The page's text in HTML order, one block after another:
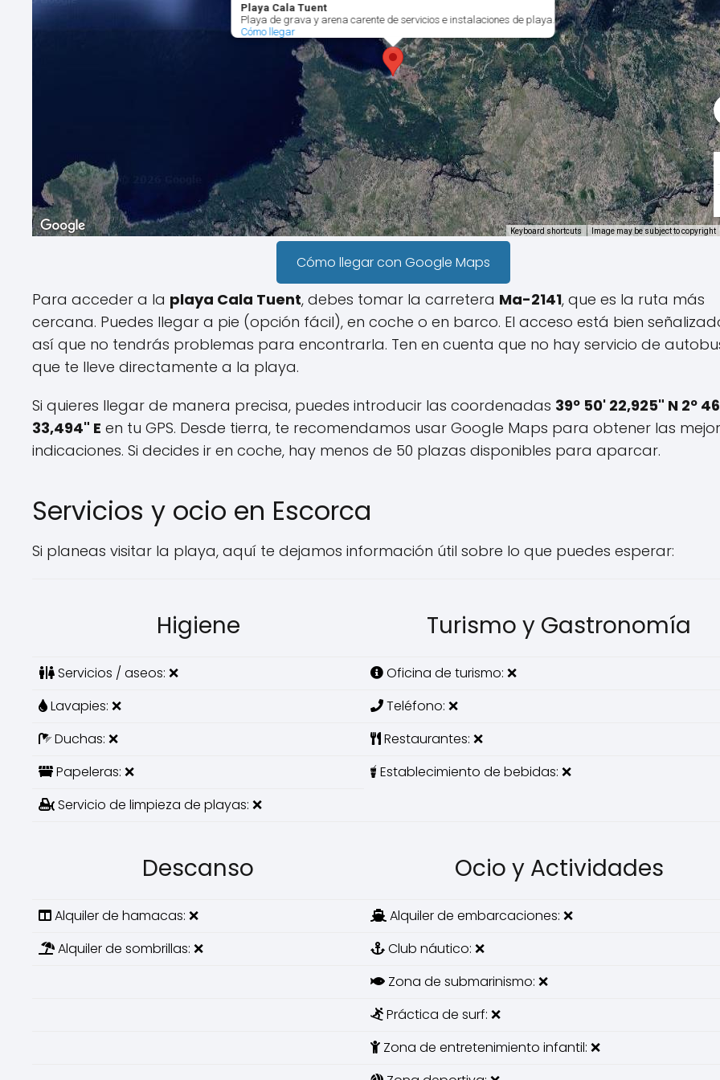
Playa Cala Tuent
Playa de grava y arena carente de servicios e instalaciones de playa.
Cómo llegar
Keyboard shortcuts Image may be subject to copyright
Cómo llegar con Google Maps
Para acceder a la playa Cala Tuent, debes tomar la carretera Ma-2141, que es la ruta más
cercana. Puedes llegar a pie (opción fácil), en coche o en barco. El acceso está bien
así que no tendrás problemas para encontrarla. Ten en cuenta que no hay servicio de
que te lleve directamente a la playa.
Si quieres llegar de manera precisa, puedes introducir las coordenadas 39º 50' 22,925" N 2º
33,494" E en tu GPS. Desde tierra, te recomendamos usar Google Maps para obtener las
indicaciones. Si decides ir en coche, hay menos de 50 plazas disponibles para aparcar.
Servicios y ocio en Escorca
Si planeas visitar la playa, aquí te dejamos información útil sobre lo que puedes esperar:
Higiene Turismo y Gastronomía
Servicios / aseos: ❌
Oficina de turismo: ❌
Lavapies: ❌
Teléfono: ❌
Duchas: ❌
Restaurantes: ❌
Papeleras: ❌
Establecimiento de bebidas: ❌
Servicio de limpieza de playas: ❌
Descanso Ocio y Actividades
Alquiler de hamacas: ❌
Alquiler de embarcaciones: ❌
Alquiler de sombrillas: ❌
Club náutico: ❌
Zona de submarinismo: ❌
Práctica de surf: ❌
Zona de entretenimiento infantil: ❌